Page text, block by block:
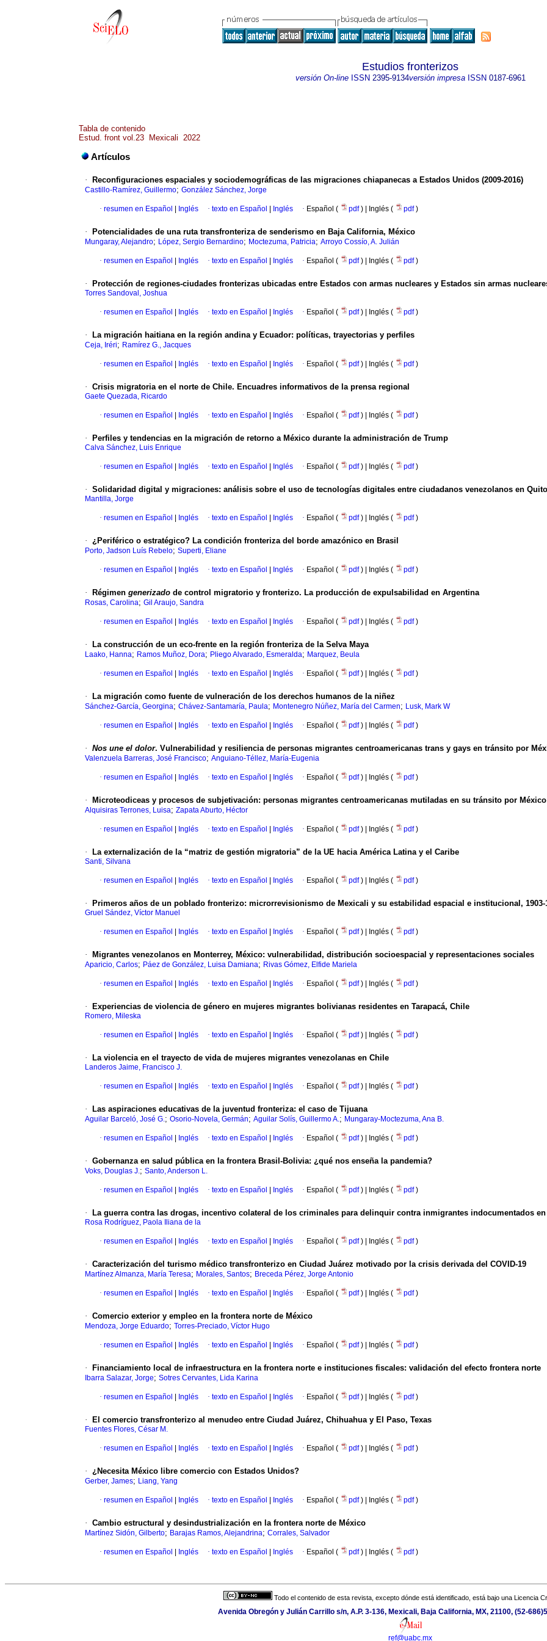
Estudios fronterizos
versión On-lineISSN 2395-9134versión impresaISSN 0187-6961
Tabla de contenido
Estud. front vol.23 Mexicali 2022
Artículos
· Reconfiguraciones espaciales y sociodemográficas de las migraciones chiapanecas a Estados Unidos (2009-2016)
Castillo-Ramírez, Guillermo; González Sánchez, Jorge
· resumen en Español Inglés · texto en Español Inglés · Español ( pdf) | Inglés ( pdf)
· Potencialidades de una ruta transfronteriza de senderismo en Baja California, México
Mungaray, Alejandro; López, Sergio Bernardino; Moctezuma, Patricia; Arroyo Cossío, A. Julián
· resumen en Español Inglés · texto en Español Inglés · Español ( pdf) | Inglés ( pdf)
· Protección de regiones-ciudades fronterizas ubicadas entre Estados con armas nucleares y Estados sin armas
Torres Sandoval, Joshua
· resumen en Español Inglés · texto en Español Inglés · Español ( pdf) | Inglés ( pdf)
· La migración haitiana en la región andina y Ecuador: políticas, trayectorias y perfiles
Ceja, Iréri; Ramírez G., Jacques
· resumen en Español Inglés · texto en Español Inglés · Español ( pdf) | Inglés ( pdf)
· Crisis migratoria en el norte de Chile. Encuadres informativos de la prensa regional
Gaete Quezada, Ricardo
· resumen en Español Inglés · texto en Español Inglés · Español ( pdf) | Inglés ( pdf)
· Perfiles y tendencias en la migración de retorno a México durante la administración de Trump
Calva Sánchez, Luis Enrique
· resumen en Español Inglés · texto en Español Inglés · Español ( pdf) | Inglés ( pdf)
· Solidaridad digital y migraciones: análisis sobre el uso de tecnologías digitales entre ciudadanos venezolanos en
Mantilla, Jorge
· resumen en Español Inglés · texto en Español Inglés · Español ( pdf) | Inglés ( pdf)
· ¿Periférico o estratégico? La condición fronteriza del borde amazónico en Brasil
Porto, Jadson Luís Rebelo; Superti, Eliane
· resumen en Español Inglés · texto en Español Inglés · Español ( pdf) | Inglés ( pdf)
· Régimen generizado de control migratorio y fronterizo. La producción de expulsabilidad en Argentina
Rosas, Carolina; Gil Araujo, Sandra
· resumen en Español Inglés · texto en Español Inglés · Español ( pdf) | Inglés ( pdf)
· La construcción de un eco-frente en la región fronteriza de la Selva Maya
Laako, Hanna; Ramos Muñoz, Dora; Pliego Alvarado, Esmeralda; Marquez, Beula
· resumen en Español Inglés · texto en Español Inglés · Español ( pdf) | Inglés ( pdf)
· La migración como fuente de vulneración de los derechos humanos de la niñez
Sánchez-García, Georgina; Chávez-Santamaría, Paula; Montenegro Núñez, María del Carmen; Lusk, Mark W
· resumen en Español Inglés · texto en Español Inglés · Español ( pdf) | Inglés ( pdf)
· Nos une el dolor. Vulnerabilidad y resiliencia de personas migrantes centroamericanas trans y gays en tránsito por
Valenzuela Barreras, José Francisco; Anguiano-Téllez, María-Eugenia
· resumen en Español Inglés · texto en Español Inglés · Español ( pdf) | Inglés ( pdf)
· Microteodiceas y procesos de subjetivación: personas migrantes centroamericanas mutiladas en su tránsito por México
Alquisiras Terrones, Luisa; Zapata Aburto, Héctor
· resumen en Español Inglés · texto en Español Inglés · Español ( pdf) | Inglés ( pdf)
· La externalización de la “matriz de gestión migratoria” de la UE hacia América Latina y el Caribe
Santi, Silvana
· resumen en Español Inglés · texto en Español Inglés · Español ( pdf) | Inglés ( pdf)
· Primeros años de un poblado fronterizo: microrrevisionismo de Mexicali y su estabilidad espacial e institucional, 1903-
Gruel Sández, Víctor Manuel
· resumen en Español Inglés · texto en Español Inglés · Español ( pdf) | Inglés ( pdf)
· Migrantes venezolanos en Monterrey, México: vulnerabilidad, distribución socioespacial y representaciones sociales
Aparicio, Carlos; Páez de González, Luisa Damiana; Rivas Gómez, Elfide Mariela
· resumen en Español Inglés · texto en Español Inglés · Español ( pdf) | Inglés ( pdf)
· Experiencias de violencia de género en mujeres migrantes bolivianas residentes en Tarapacá, Chile
Romero, Mileska
· resumen en Español Inglés · texto en Español Inglés · Español ( pdf) | Inglés ( pdf)
· La violencia en el trayecto de vida de mujeres migrantes venezolanas en Chile
Landeros Jaime, Francisco J.
· resumen en Español Inglés · texto en Español Inglés · Español ( pdf) | Inglés ( pdf)
· Las aspiraciones educativas de la juventud fronteriza: el caso de Tijuana
Aguilar Barceló, José G.; Osorio-Novela, Germán; Aguilar Solís, Guillermo A.; Mungaray-Moctezuma, Ana B.
· resumen en Español Inglés · texto en Español Inglés · Español ( pdf) | Inglés ( pdf)
· Gobernanza en salud pública en la frontera Brasil-Bolivia: ¿qué nos enseña la pandemia?
Voks, Douglas J.; Santo, Anderson L.
· resumen en Español Inglés · texto en Español Inglés · Español ( pdf) | Inglés ( pdf)
· La guerra contra las drogas, incentivo colateral de los criminales para delinquir contra inmigrantes indocumentados
Rosa Rodríguez, Paola Iliana de la
· resumen en Español Inglés · texto en Español Inglés · Español ( pdf) | Inglés ( pdf)
· Caracterización del turismo médico transfronterizo en Ciudad Juárez motivado por la crisis derivada del COVID-19
Martínez Almanza, María Teresa; Morales, Santos; Breceda Pérez, Jorge Antonio
· resumen en Español Inglés · texto en Español Inglés · Español ( pdf) | Inglés ( pdf)
· Comercio exterior y empleo en la frontera norte de México
Mendoza, Jorge Eduardo; Torres-Preciado, Víctor Hugo
· resumen en Español Inglés · texto en Español Inglés · Español ( pdf) | Inglés ( pdf)
· Financiamiento local de infraestructura en la frontera norte e instituciones fiscales: validación del efecto frontera norte
Ibarra Salazar, Jorge; Sotres Cervantes, Lida Karina
· resumen en Español Inglés · texto en Español Inglés · Español ( pdf) | Inglés ( pdf)
· El comercio transfronterizo al menudeo entre Ciudad Juárez, Chihuahua y El Paso, Texas
Fuentes Flores, César M.
· resumen en Español Inglés · texto en Español Inglés · Español ( pdf) | Inglés ( pdf)
· ¿Necesita México libre comercio con Estados Unidos?
Gerber, James; Liang, Yang
· resumen en Español Inglés · texto en Español Inglés · Español ( pdf) | Inglés ( pdf)
· Cambio estructural y desindustrialización en la frontera norte de México
Martínez Sidón, Gilberto; Barajas Ramos, Alejandrina; Corrales, Salvador
· resumen en Español Inglés · texto en Español Inglés · Español ( pdf) | Inglés ( pdf)
Todo el contenido de esta revista, excepto dónde está identificado, está bajo una Licencia
Avenida Obregón y Julián Carrillo s/n, A.P. 3-136, Mexicali, Baja California, MX, 21100, (52-
ref@uabc.mx